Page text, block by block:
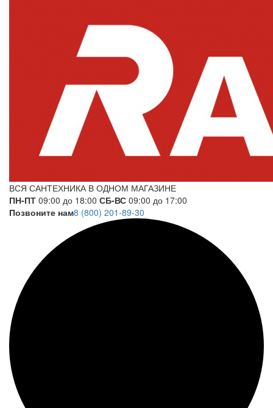
ВСЯ САНТЕХНИКА В ОДНОМ МАГАЗИНЕ
ПН-ПТ 09:00 до 18:00 СБ-ВС 09:00 до 17:00
Позвоните нам8 (800) 201-89-30